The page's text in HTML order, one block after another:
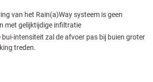
van het Rain(a)Way systeem is geen
met gelijktijdige infiltratie
intensiteit zal de afvoer pas bij buien groter
treden.